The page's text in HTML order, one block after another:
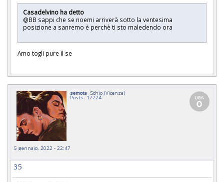
Casadelvino ha detto
@BB sappi che se noemi arriverà sotto la ventesima
posizione a sanremo è perchè ti sto maledendo ora
Amo togli pure il se
semota Schio (Vicenza)
Posts: 17224
5 gennaio, 2022 - 22:47
35